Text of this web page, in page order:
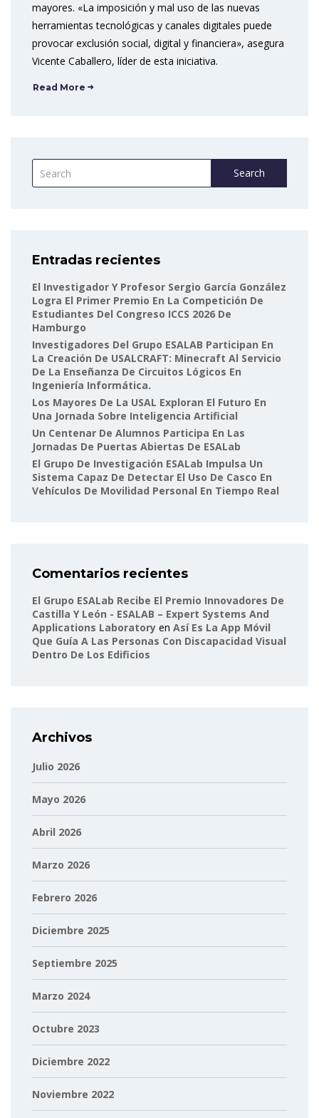
mayores. «La imposición y mal uso de las nuevas
herramientas tecnológicas y canales digitales puede
provocar exclusión social, digital y financiera», asegura
Vicente Caballero, líder de esta iniciativa.
Read More
Search
Entradas recientes
El Investigador Y Profesor Sergio García González
Logra El Primer Premio En La Competición De
Estudiantes Del Congreso ICCS 2026 De
Hamburgo
Investigadores Del Grupo ESALAB Participan En
La Creación De USALCRAFT: Minecraft Al Servicio
De La Enseñanza De Circuitos Lógicos En
Ingeniería Informática.
Los Mayores De La USAL Exploran El Futuro En
Una Jornada Sobre Inteligencia Artificial
Un Centenar De Alumnos Participa En Las
Jornadas De Puertas Abiertas De ESALab
El Grupo De Investigación ESALab Impulsa Un
Sistema Capaz De Detectar El Uso De Casco En
Vehículos De Movilidad Personal En Tiempo Real
Comentarios recientes
El Grupo ESALab Recibe El Premio Innovadores De
Castilla Y León - ESALAB – Expert Systems And
Applications Laboratory en Así Es La App Móvil
Que Guía A Las Personas Con Discapacidad Visual
Dentro De Los Edificios
Archivos
Julio 2026
Mayo 2026
Abril 2026
Marzo 2026
Febrero 2026
Diciembre 2025
Septiembre 2025
Marzo 2024
Octubre 2023
Diciembre 2022
Noviembre 2022